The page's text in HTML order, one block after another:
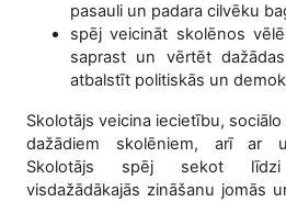
pasauli un padara cilvēku
spēj veicināt skolēnos
saprast un vērtēt
atbalstīt politiskās un
Skolotājs veicina iecietību,
dažādiem skolēniem, arī ar
Skolotājs spēj sekot līdzi
visdažādākajās zināšanu jomās